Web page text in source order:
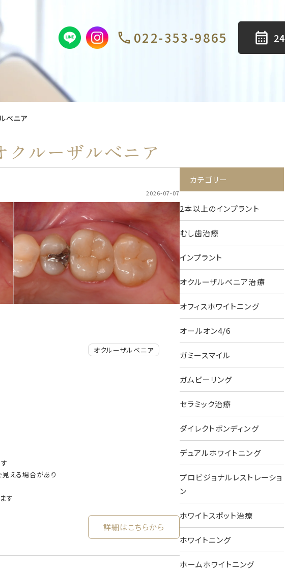
022-353-9865
べニア
クルーザルべニア
2026-07-07
える場合があり
す
オクルーザルべニア
詳細はこちらから
カテゴリー
2本以上のインプラント
むし歯治療
インプラント
オクルーザルべニア治療
オフィスホワイトニング
オールオン4/6
ガミースマイル
ガムピーリング
セラミック治療
ダイレクトボンディング
デュアルホワイトニング
プロビジョナルレストレーショ
ン
ホワイトスポット治療
ホワイトニング
ホームホワイトニング